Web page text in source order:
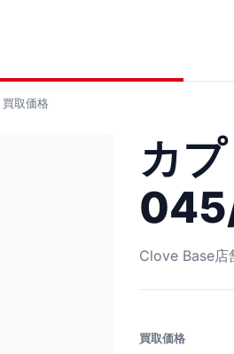
買取価格
カ
Clove Base店
買取価格